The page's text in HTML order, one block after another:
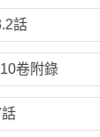
話
卷附錄